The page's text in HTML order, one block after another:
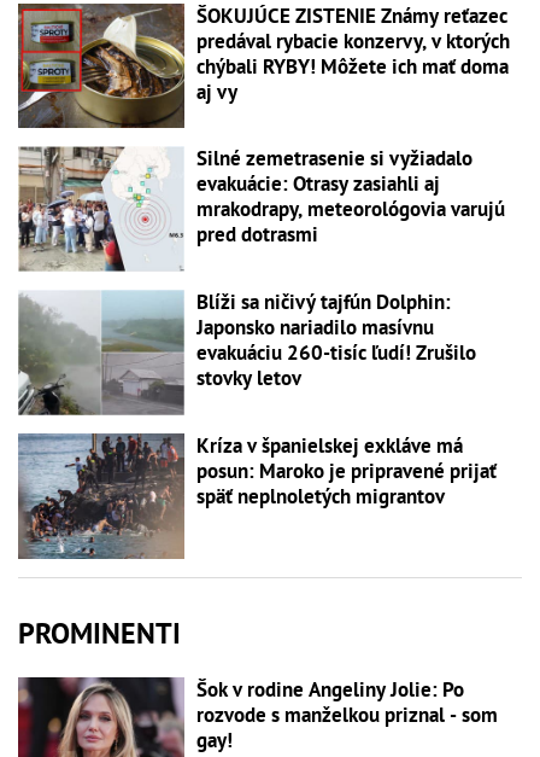
ŠOKUJÚCE ZISTENIE Známy reťazec
predával rybacie konzervy, v ktorých
chýbali RYBY! Môžete ich mať doma
aj vy
Silné zemetrasenie si vyžiadalo
evakuácie: Otrasy zasiahli aj
mrakodrapy, meteorológovia varujú
pred dotrasmi
Blíži sa ničivý tajfún Dolphin:
Japonsko nariadilo masívnu
evakuáciu 260-tisíc ľudí! Zrušilo
stovky letov
Kríza v španielskej exkláve má
posun: Maroko je pripravené prijať
späť neplnoletých migrantov
PROMINENTI
Šok v rodine Angeliny Jolie: Po
rozvode s manželkou priznal - som
gay!